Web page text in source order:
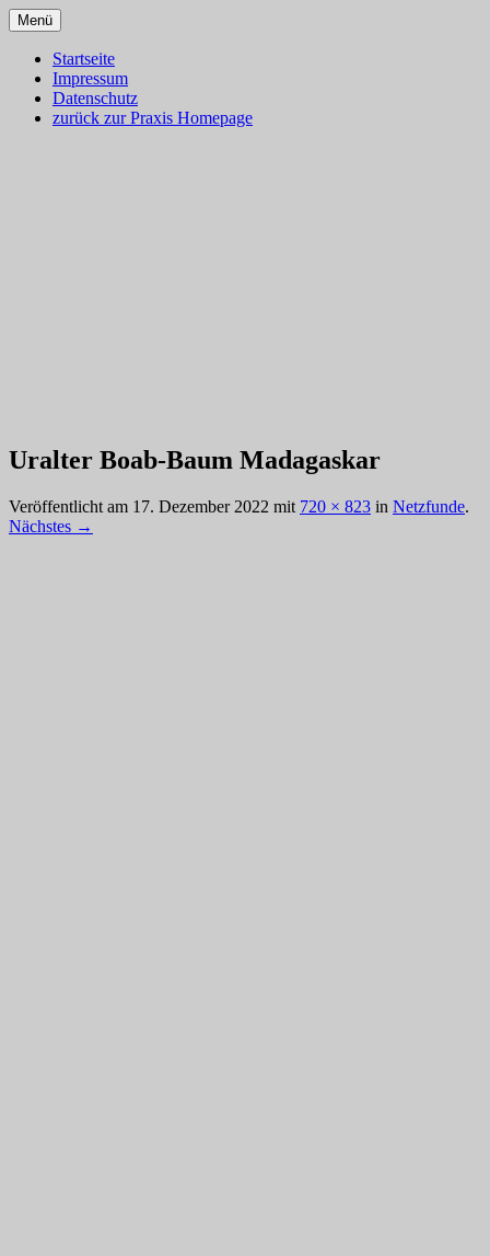
Zum
Inhalt
springen
Blog – Klassische Homöopathie
Ulm – Gesundes Leben
Menü
Startseite
Impressum
Datenschutz
zurück zur Praxis Homepage
Uralter Boab-Baum Madagaskar
Veröffentlicht am 17. Dezember 2022 mit 720 × 823 in Netzfunde.
Nächstes →